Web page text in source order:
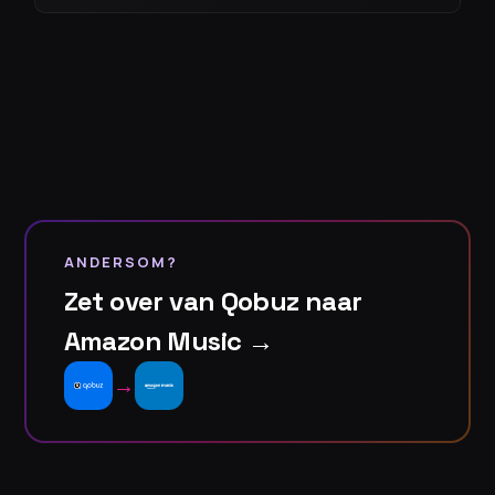
ANDERSOM?
Zet over van Qobuz naar
Amazon Music →
→